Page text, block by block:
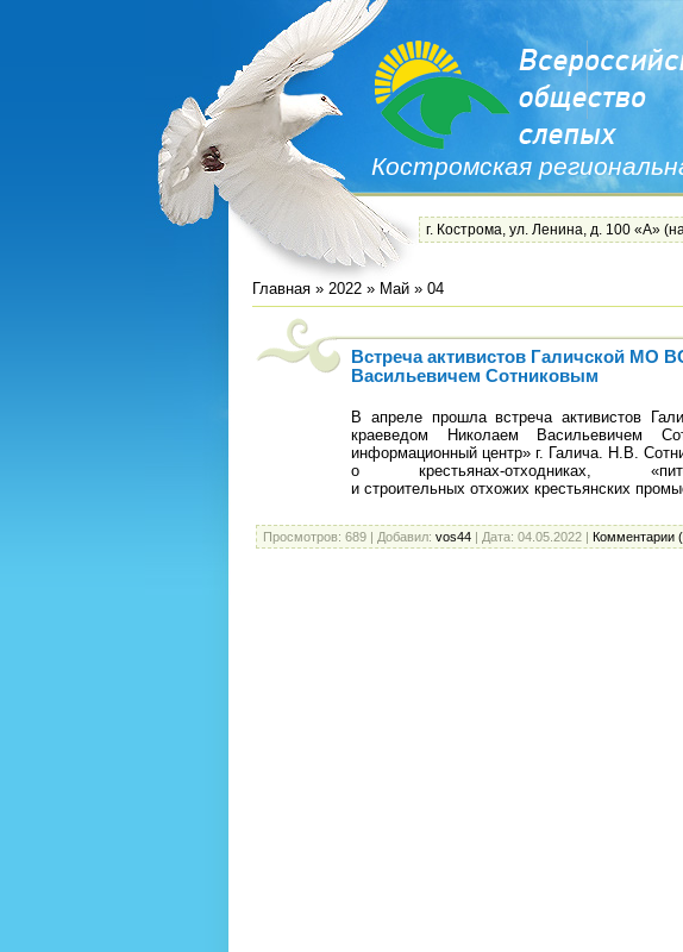
Костромская
г. Кострома, ул. Ленина, д. 100 «А» (
Главная » 2022 » Май » 04
Встреча активистов Галичской МО
Васильевичем Сотниковым
В апреле прошла встреча активистов
краеведом Николаем Васильевичем
информационный центр» г. Галича. Н.В.
о крестьянах-отходниках,
и строительных отхожих крестьянских
Просмотров: 689 | Добавил: vos44 | Дата: 04.05.2022 | Комментарии